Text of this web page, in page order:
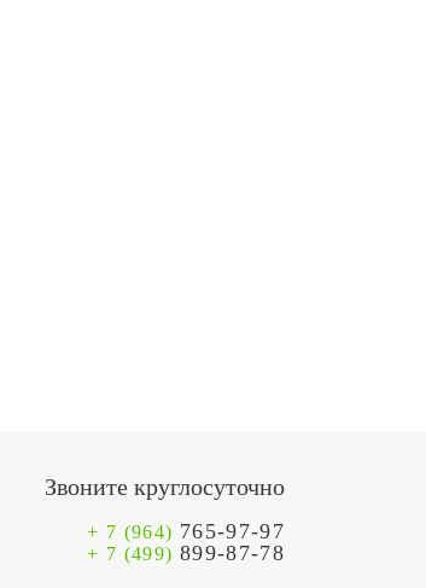
Звоните круглосуточно
+ 7 (964) 765-97-97
+ 7 (499) 899-87-78